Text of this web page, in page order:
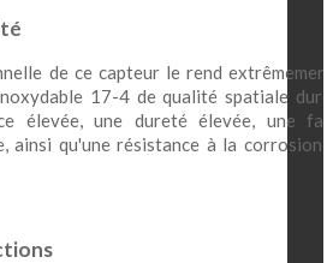
de ce capteur le rend
17-4 de qualité spatiale
élevée, une dureté élevée, une
ainsi qu'une résistance à la corrosion